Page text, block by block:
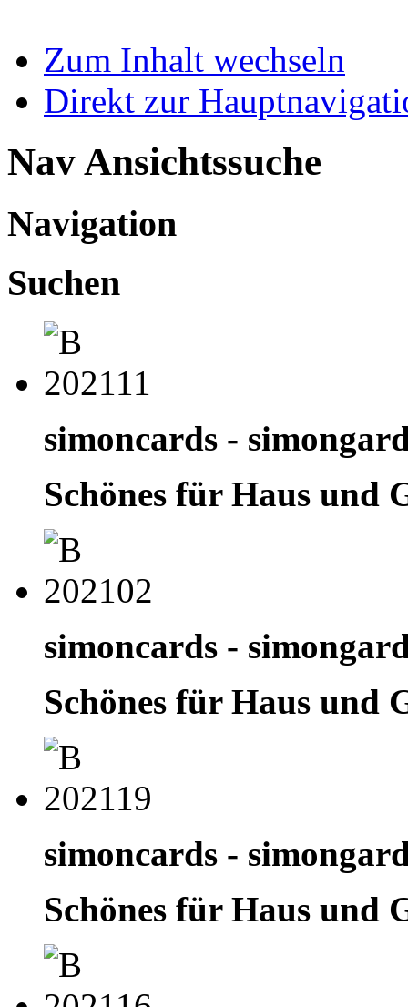
Zum Inhalt wechseln
Direkt zur
Nav Ansichtssuche
Navigation
Suchen
simoncards -
Schönes für Haus und
simoncards -
Schönes für Haus und
simoncards -
Schönes für Haus und